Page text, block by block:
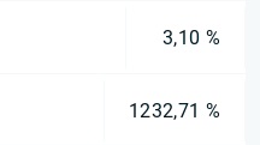
3,10 %
1232,71 %